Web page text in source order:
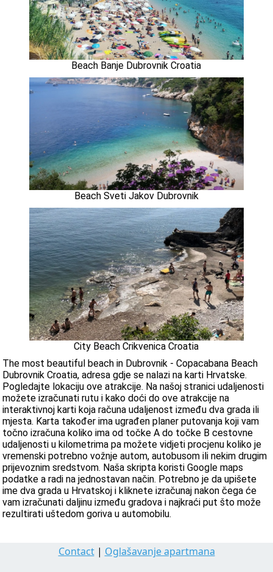
Beach Banje Dubrovnik Croatia
Beach Sveti Jakov Dubrovnik
City Beach Crikvenica Croatia
The most beautiful beach in Dubrovnik - Copacabana Beach
Dubrovnik Croatia, adresa gdje se nalazi na karti Hrvatske.
Pogledajte lokaciju ove atrakcije. Na našoj stranici udaljenosti
možete izračunati rutu i kako doći do ove atrakcije na
interaktivnoj karti koja računa udaljenost između dva grada ili
mjesta. Karta također ima ugrađen planer putovanja koji vam
točno izračuna koliko ima od točke A do točke B cestovne
udaljenosti u kilometrima pa možete vidjeti procjenu koliko je
vremenski potrebno vožnje autom, autobusom ili nekim drugim
prijevoznim sredstvom. Naša skripta koristi Google maps
podatke a radi na jednostavan način. Potrebno je da upišete
ime dva grada u Hrvatskoj i kliknete izračunaj nakon čega će
vam izračunati daljinu između gradova i najkraći put što može
rezultirati uštedom goriva u automobilu.
Contact| Oglašavanje apartmana